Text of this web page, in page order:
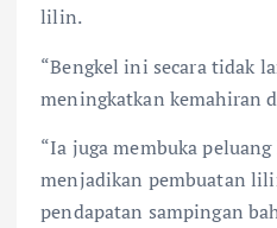
lilin.
“Bengkel ini secara tidak
meningkatkan kemahiran
“Ia juga membuka
menjadikan pembuatan
pendapatan sampingan